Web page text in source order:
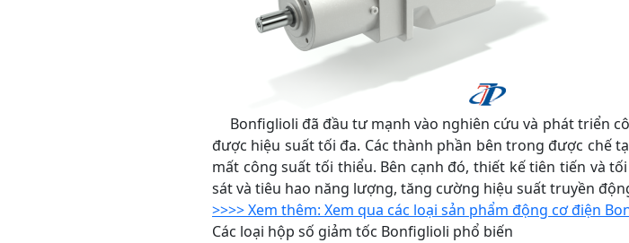
Bonfiglioli đã đầu tư mạnh vào nghiên cứu và phát triển
được hiệu suất tối đa. Các thành phần bên trong được chế
mất công suất tối thiểu. Bên cạnh đó, thiết kế tiên tiến và
sát và tiêu hao năng lượng, tăng cường hiệu suất truyền
>>>> Xem thêm: Xem qua các loại sản phẩm động cơ điện
Các loại hộp số giảm tốc Bonfiglioli phổ biến